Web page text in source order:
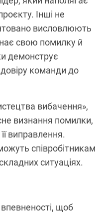
Інші не
висловлюють
свою помилку й
демонструє
команди до
вибачення»,
визнання помилки,
виправлення.
співробітникам
ситуаціях.
щоб